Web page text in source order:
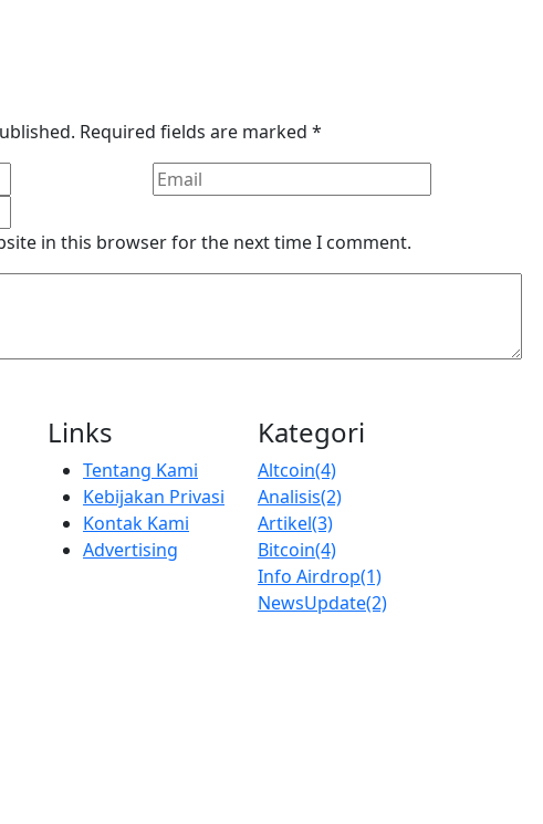
Required fields are marked *
in this browser for the next time I comment.
Links
Tentang Kami
Kebijakan Privasi
Kontak Kami
Advertising
Kategori
Altcoin(4)
Analisis(2)
Artikel(3)
Bitcoin(4)
Info Airdrop(1)
NewsUpdate(2)